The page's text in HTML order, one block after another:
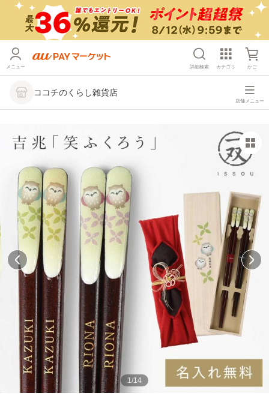
メニュー 詳細検索 カテゴリ かご
ココチのくらし雑貨店
店舗メニュー
1/14